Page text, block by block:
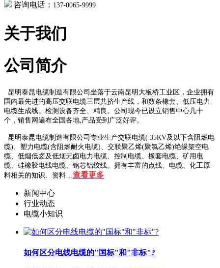
咨询电话： 137-0065-9999
关于我们
公司简介
昆明泰昆电缆制造有限公司坐落于云南昆明大板桥工业区，企业拥有
国内最先进的高压交联电缆三层共挤生产线，和数条橡套、低压电力
电缆生成线。检测设备齐全、精良。公司现今已设立销售中心几十
个，销售网遍布全国各地,产品受到广泛好评。
昆明泰昆电缆制造有限公司专业生产交联电缆( 35KV及以下含阻燃电
缆)、塑力电缆(含阻燃耐火电缆)、交联聚乙烯(聚氯乙烯)绝缘架空电
缆、低烟低卤及低烟无卤电力电缆、控制电缆、橡套电缆、矿用电
缆、硅橡胶电线电缆、钢芯铝绞线。拥有丰富的点线、电缆、化工原
料相关的知识、资料… 查看更多
新闻中心
行业动态
电缆小知识
如何区分电线电缆的"国标"和"非标"?